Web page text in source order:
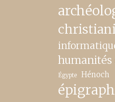
humanités
Égypte Hénoch